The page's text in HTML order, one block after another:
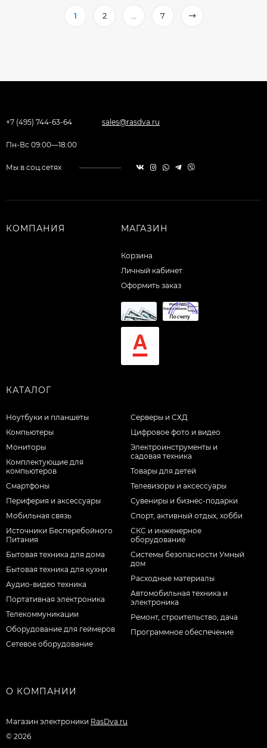
1 2 7
+7 (495) 744-63-64 sales@rasdva.ru
Пн-Вс 09:00—18:00
Мы в соц.сетях
КОМПАНИЯ МАГАЗИН
Корзина
Личный кабинет
Оформить заказ
КАТАЛОГ
Ноутбуки и планшеты
Компьютеры
Мониторы
Комплектующие для
компьютеров
Смартфоны
Периферия и аксессуары
Мобильная связь
Источники Бесперебойного
Питания
Бытовая техника для дома
Бытовая техника для кухни
Аудио-видео техника
Портативная электроника
Телекоммуникации
Оборудование для геймеров
Сетевое оборудование
Серверы и СХД
Цифровое фото и видео
Электроинструменты и
садовая техника
Товары для детей
Телевизоры и аксессуары
Сувениры и бизнес-подарки
Спорт, активный отдых, хобби
СКС и инженерное
оборудование
Системы безопасности Умный
дом
Расходные материалы
Автомобильная техника и
электроника
Ремонт, строительство, дача
Программное обеспечение
О КОМПАНИИ
Магазин электроники RasDva.ru
© 2026